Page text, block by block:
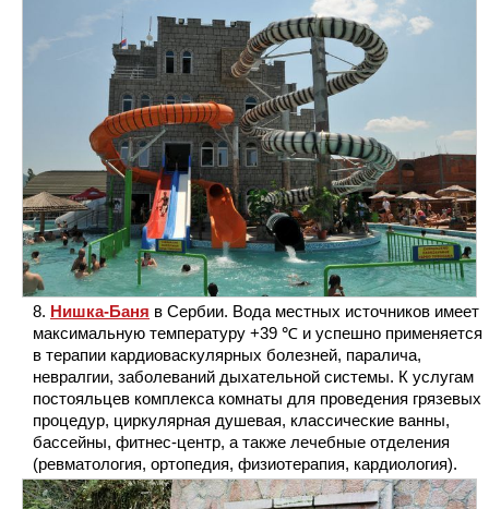
Нишка-Баня в Сербии. Вода местных источников имеет
максимальную температуру +39 ℃ и успешно применяется
в терапии кардиоваскулярных болезней, паралича,
невралгии, заболеваний дыхательной системы. К услугам
постояльцев комплекса комнаты для проведения грязевых
процедур, циркулярная душевая, классические ванны,
бассейны, фитнес-центр, а также лечебные отделения
(ревматология, ортопедия, физиотерапия, кардиология).